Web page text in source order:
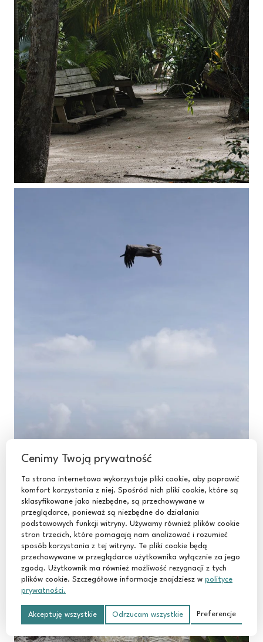
Cenimy Twoją prywatność
Ta strona internetowa wykorzystuje pliki cookie, aby poprawić
komfort korzystania z niej. Spośród nich pliki cookie, które są
sklasyfikowane jako niezbędne, są przechowywane w
przeglądarce, ponieważ są niezbędne do działania
podstawowych funkcji witryny. Używamy również plików cookie
stron trzecich, które pomagają nam analizować i rozumieć
sposób korzystania z tej witryny. Te pliki cookie będą
przechowywane w przeglądarce użytkownika wyłącznie za jego
zgodą. Użytkownik ma również możliwość rezygnacji z tych
plików cookie. Szczegółowe informacje znajdziesz w polityce
prywatności.
Akceptuję wszystkie Odrzucam wszystkie Preferencje